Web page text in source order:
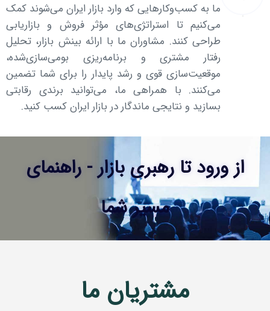
ما به کسب‌وکارهایی که وارد بازار ایران می‌شوند کمک
می‌کنیم تا استراتژی‌های مؤثر فروش و بازاریابی
طراحی کنند. مشاوران ما با ارائه بینش بازار، تحلیل
رفتار مشتری و برنامه‌ریزی بومی‌سازی‌شده،
موقعیت‌سازی قوی و رشد پایدار را برای شما تضمین
می‌کنند. با همراهی ما، می‌توانید برندی رقابتی
بسازید و نتایجی ماندگار در بازار ایران کسب کنید.
از ورود تا رهبری بازار - راهنمای
مسیر شما
مشتریان ما